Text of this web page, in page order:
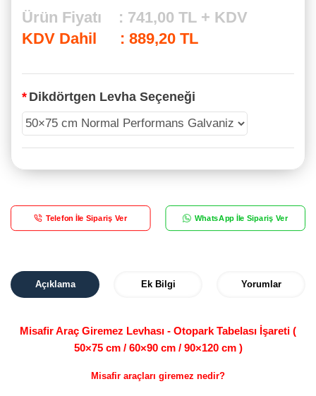
Ürün Fiyatı : 741,00 TL + KDV
KDV Dahil
: 889,20 TL
Dikdörtgen Levha Seçeneği
Telefon İle Sipariş Ver WhatsApp İle Sipariş Ver
Açıklama Ek Bilgi Yorumlar
Misafir Araç Giremez Levhası - Otopark Tabelası İşareti (
50×75 cm / 60×90 cm / 90×120 cm )
Misafir araçları giremez nedir?